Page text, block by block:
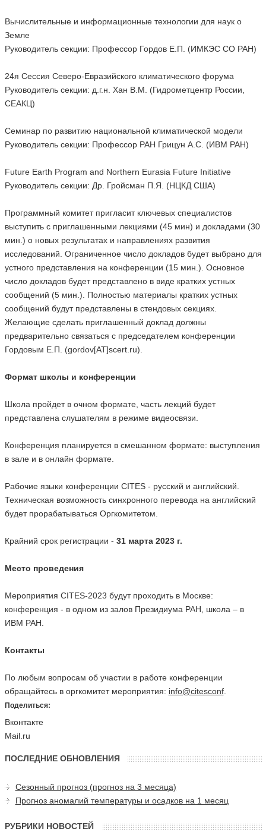
Вычислительные и информационные технологии для наук о
Земле
Руководитель секции: Профессор Гордов Е.П. (ИМКЭС СО РАН)
24я Сессия Северо-Евразийского климатического форума
Руководитель секции: д.г.н. Хан В.М. (Гидрометцентр России,
СЕАКЦ)
Семинар по развитию национальной климатической модели
Руководитель секции: Профессор РАН Грицун А.С. (ИВМ РАН)
Future Earth Program and Northern Eurasia Future Initiative
Руководитель секции: Др. Гройсман П.Я. (НЦКД США)
Программный комитет пригласит ключевых специалистов
выступить с приглашенными лекциями (45 мин) и докладами (30
мин.) о новых результатах и направлениях развития
исследований. Ограниченное число докладов будет выбрано для
устного представления на конференции (15 мин.). Основное
число докладов будет представлено в виде кратких устных
сообщений (5 мин.). Полностью материалы кратких устных
сообщений будут представлены в стендовых секциях.
Желающие сделать приглашенный доклад должны
предварительно связаться с председателем конференции
Гордовым Е.П. (gordov[AT]scert.ru).
Формат школы и конференции
Школа пройдет в очном формате, часть лекций будет
представлена слушателям в режиме видеосвязи.
Конференция планируется в смешанном формате: выступления
в зале и в онлайн формате.
Рабочие языки конференции CITES - русский и английский.
Техническая возможность синхронного перевода на английский
будет прорабатываться Оргкомитетом.
Крайний срок регистрации - 31 марта 2023 г.
Место проведения
Мероприятия CITES-2023 будут проходить в Москве:
конференция - в одном из залов Президиума РАН, школа – в
ИВМ РАН.
Контакты
По любым вопросам об участии в работе конференции
обращайтесь в оргкомитет мероприятия: info@citesconf.
Поделиться:
Вконтакте
Mail.ru
ПОСЛЕДНИЕ ОБНОВЛЕНИЯ
Сезонный прогноз (прогноз на 3 месяца)
Прогноз аномалий температуры и осадков на 1 месяц
РУБРИКИ НОВОСТЕЙ